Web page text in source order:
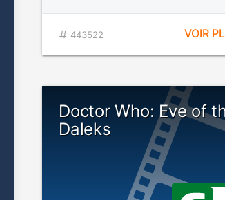
443522 VOIR
Doctor Who: Eve of
Daleks